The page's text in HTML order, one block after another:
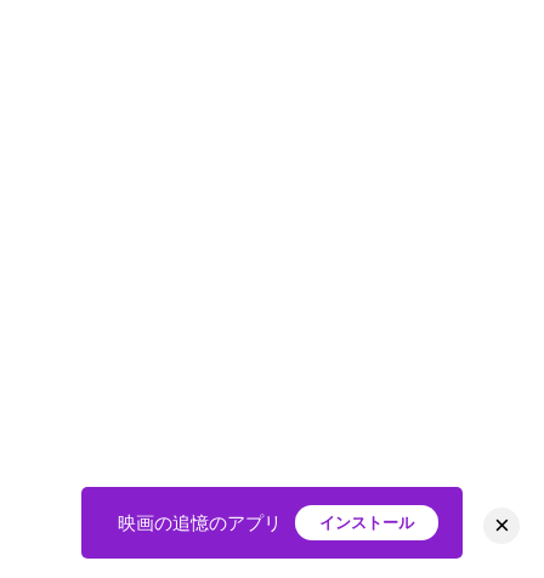
映画の追憶のアプリ インストール ×